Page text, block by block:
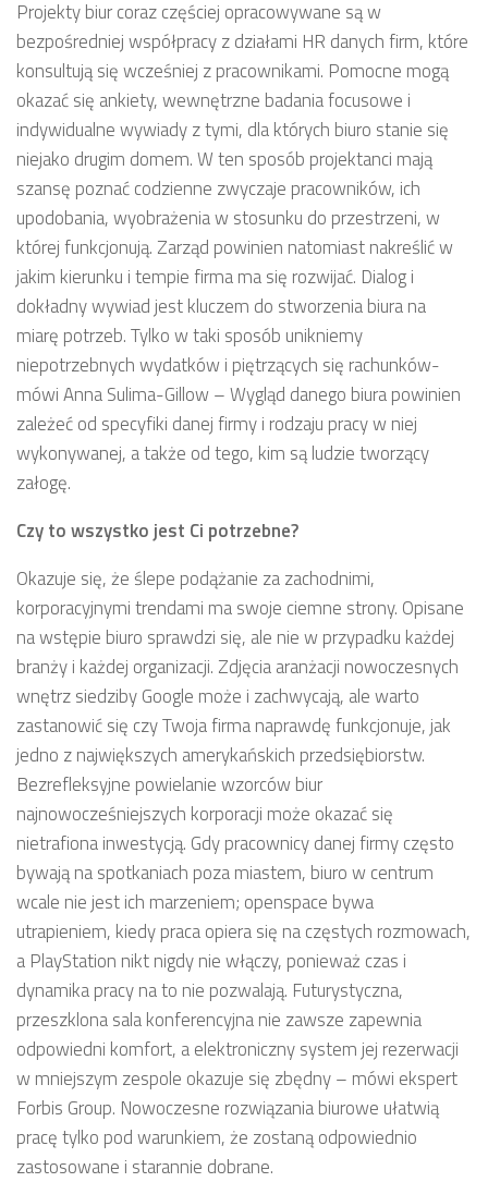
Projekty biur coraz częściej opracowywane są w
bezpośredniej współpracy z działami HR danych firm, które
konsultują się wcześniej z pracownikami. Pomocne mogą
okazać się ankiety, wewnętrzne badania focusowe i
indywidualne wywiady z tymi, dla których biuro stanie się
niejako drugim domem. W ten sposób projektanci mają
szansę poznać codzienne zwyczaje pracowników, ich
upodobania, wyobrażenia w stosunku do przestrzeni, w
której funkcjonują. Zarząd powinien natomiast nakreślić w
jakim kierunku i tempie firma ma się rozwijać. Dialog i
dokładny wywiad jest kluczem do stworzenia biura na
miarę potrzeb. Tylko w taki sposób unikniemy
niepotrzebnych wydatków i piętrzących się rachunków-
mówi Anna Sulima-Gillow – Wygląd danego biura powinien
zależeć od specyfiki danej firmy i rodzaju pracy w niej
wykonywanej, a także od tego, kim są ludzie tworzący
załogę.
Czy to wszystko jest Ci potrzebne?
Okazuje się, że ślepe podążanie za zachodnimi,
korporacyjnymi trendami ma swoje ciemne strony. Opisane
na wstępie biuro sprawdzi się, ale nie w przypadku każdej
branży i każdej organizacji. Zdjęcia aranżacji nowoczesnych
wnętrz siedziby Google może i zachwycają, ale warto
zastanowić się czy Twoja firma naprawdę funkcjonuje, jak
jedno z największych amerykańskich przedsiębiorstw.
Bezrefleksyjne powielanie wzorców biur
najnowocześniejszych korporacji może okazać się
nietrafiona inwestycją. Gdy pracownicy danej firmy często
bywają na spotkaniach poza miastem, biuro w centrum
wcale nie jest ich marzeniem; openspace bywa
utrapieniem, kiedy praca opiera się na częstych rozmowach,
a PlayStation nikt nigdy nie włączy, ponieważ czas i
dynamika pracy na to nie pozwalają. Futurystyczna,
przeszklona sala konferencyjna nie zawsze zapewnia
odpowiedni komfort, a elektroniczny system jej rezerwacji
w mniejszym zespole okazuje się zbędny – mówi ekspert
Forbis Group. Nowoczesne rozwiązania biurowe ułatwią
pracę tylko pod warunkiem, że zostaną odpowiednio
zastosowane i starannie dobrane.